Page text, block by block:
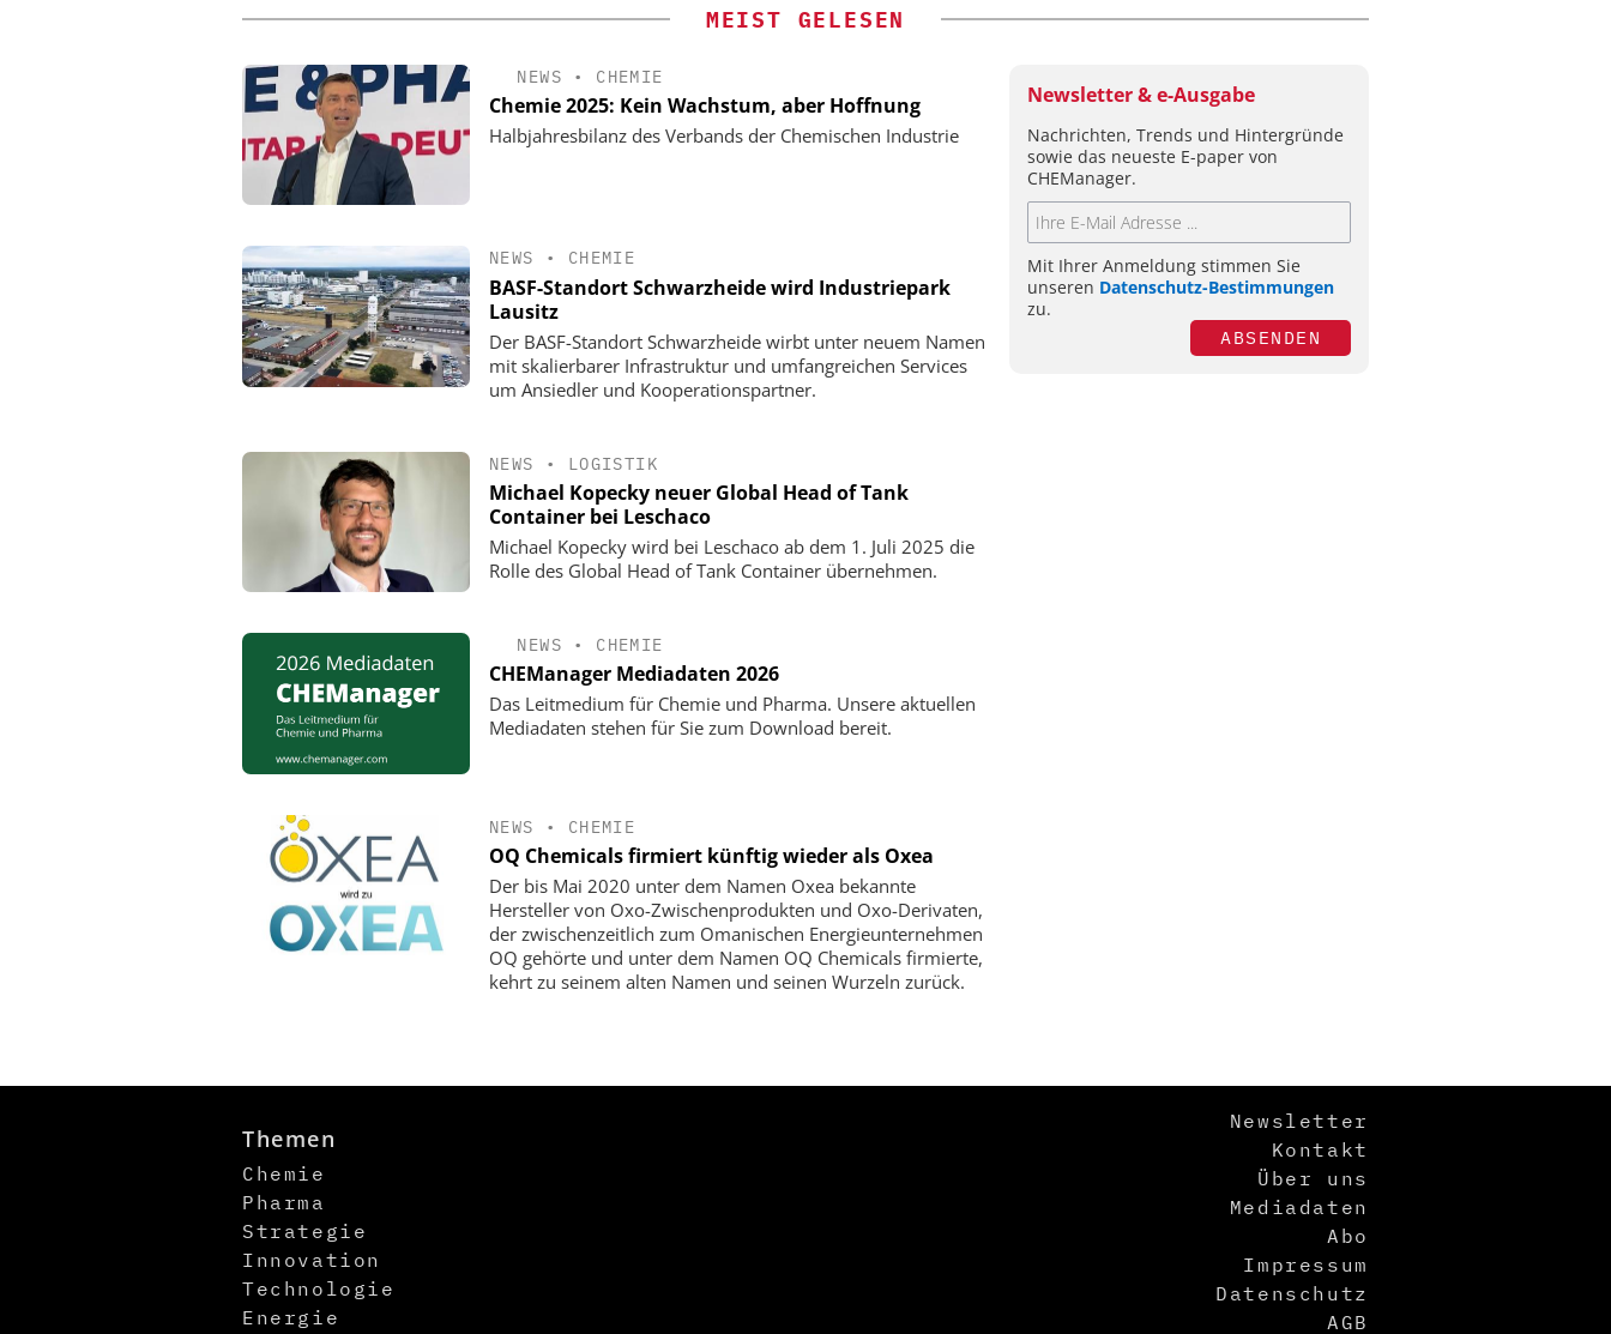
MEIST GELESEN
NEWS • CHEMIE
Chemie 2025: Kein Wachstum, aber Hoffnung
Halbjahresbilanz des Verbands der Chemischen Industrie
NEWS • CHEMIE
BASF-Standort Schwarzheide wird Industriepark
Lausitz
Der BASF-Standort Schwarzheide wirbt unter neuem Namen
mit skalierbarer Infrastruktur und umfangreichen Services
um Ansiedler und Kooperationspartner.
NEWS • LOGISTIK
Michael Kopecky neuer Global Head of Tank
Container bei Leschaco
Michael Kopecky wird bei Leschaco ab dem 1. Juli 2025 die
Rolle des Global Head of Tank Container übernehmen.
NEWS • CHEMIE
CHEManager Mediadaten 2026
Das Leitmedium für Chemie und Pharma. Unsere aktuellen
Mediadaten stehen für Sie zum Download bereit.
NEWS • CHEMIE
OQ Chemicals firmiert künftig wieder als Oxea
Der bis Mai 2020 unter dem Namen Oxea bekannte
Hersteller von Oxo-Zwischenprodukten und Oxo-Derivaten,
der zwischenzeitlich zum Omanischen Energieunternehmen
OQ gehörte und unter dem Namen OQ Chemicals firmierte,
kehrt zu seinem alten Namen und seinen Wurzeln zurück.
Newsletter & e-Ausgabe
Nachrichten, Trends und Hintergründe
sowie das neueste E-paper von
CHEManager.
Mit Ihrer Anmeldung stimmen Sie
unseren Datenschutz-Bestimmungen
zu.
ABSENDEN
Themen
Chemie
Pharma
Strategie
Innovation
Technologie
Energie
Newsletter
Kontakt
Über uns
Mediadaten
Abo
Impressum
Datenschutz
AGB